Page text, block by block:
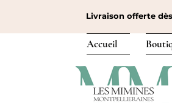
Livraison offerte
Accueil